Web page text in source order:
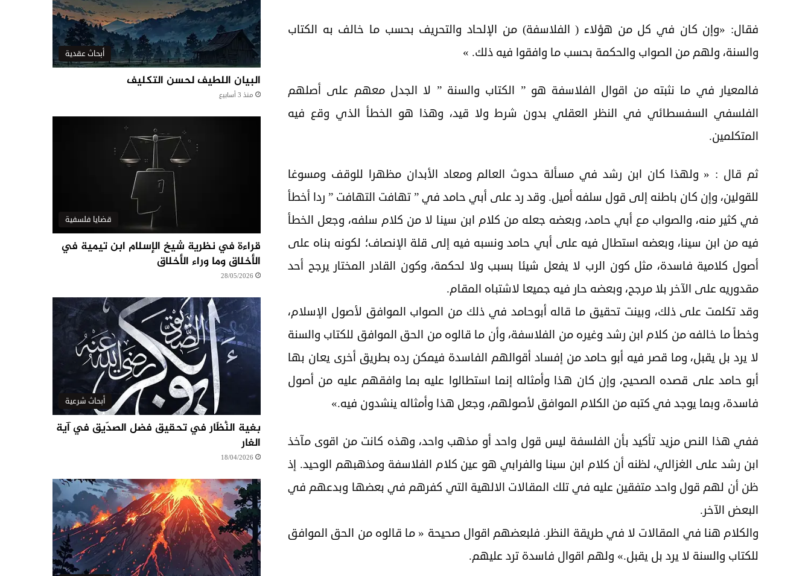
فقال: «وإن كان في كل من هؤلاء ( الفلاسفة) من الإلحاد والتحريف بحسب ما خالف به الكتاب
والسنة، ولهم من الصواب والحكمة بحسب ما وافقوا فيه ذلك. »
فالمعيار في ما نثبته من اقوال الفلاسفة هو ” الكتاب والسنة ” لا الجدل معهم على أصلهم
الفلسفي السفسطائي في النظر العقلي بدون شرط ولا قيد، وهذا هو الخطأ الذي وقع فيه
المتكلمين.
ثم قال : « ولهذا كان ابن رشد في مسألة حدوث العالم ومعاد الأبدان مظهرا للوقف ومسوغا
للقولين، وإن كان باطنه إلى قول سلفه أميل. وقد رد على أبي حامد في ” تهافت التهافت ” ردا أخطأ
في كثير منه، والصواب مع أبي حامد، وبعضه جعله من كلام ابن سينا لا من كلام سلفه، وجعل الخطأ
فيه من ابن سينا، وبعضه استطال فيه على أبي حامد ونسبه فيه إلى قلة الإنصاف؛ لكونه بناه على
أصول كلامية فاسدة، مثل كون الرب لا يفعل شيئا بسبب ولا لحكمة، وكون القادر المختار يرجح أحد
مقدوريه على الآخر بلا مرجح، وبعضه حار فيه جميعا لاشتباه المقام.
وقد تكلمت على ذلك، وبينت تحقيق ما قاله أبوحامد في ذلك من الصواب الموافق لأصول الإسلام،
وخطأ ما خالفه من كلام ابن رشد وغيره من الفلاسفة، وأن ما قالوه من الحق الموافق للكتاب والسنة
لا يرد بل يقبل، وما قصر فيه أبو حامد من إفساد أقوالهم الفاسدة فيمكن رده بطريق أخرى يعان بها
أبو حامد على قصده الصحيح، وإن كان هذا وأمثاله إنما استطالوا عليه بما وافقهم عليه من أصول
فاسدة، وبما يوجد في كتبه من الكلام الموافق لأصولهم، وجعل هذا وأمثاله ينشدون فيه.»
ففي هذا النص مزيد تأكيد بأن الفلسفة ليس قول واحد أو مذهب واحد، وهذه كانت من اقوى مآخذ
ابن رشد على الغزالي، لظنه أن كلام ابن سينا والفرابي هو عين كلام الفلاسفة ومذهبهم الوحيد. إذ
ظن أن لهم قول واحد متفقين عليه في تلك المقالات الالهية التي كفرهم في بعضها وبدعهم في
البعض الآخر.
والكلام هنا في المقالات لا في طريقة النظر. فلبعضهم اقوال صحيحة « ما قالوه من الحق الموافق
للكتاب والسنة لا يرد بل يقبل.» ولهم اقوال فاسدة ترد عليهم.
أبحاث عقدية
البيان اللطيف لحسن التكليف
منذ 3 أسابيع
قضايا فلسفية
قراءة في نظرية شيخ الإسلام ابن تيمية في
الأخلاق وما وراء الأخلاق
28/05/2026
أبحاث شرعية
بغية النُّظّار في تحقيق فضل الصدّيق في آية
الغار
18/04/2026